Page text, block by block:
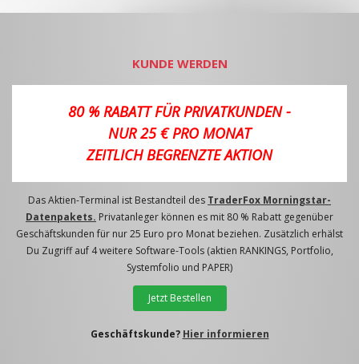
KUNDE WERDEN
80 % RABATT FÜR PRIVATKUNDEN -
NUR 25 € PRO MONAT
ZEITLICH BEGRENZTE AKTION
Das Aktien-Terminal ist Bestandteil des TraderFox Morningstar-
Datenpakets. Privatanleger können es mit 80 % Rabatt gegenüber
Geschäftskunden für nur 25 Euro pro Monat beziehen. Zusätzlich erhälst
Du Zugriff auf 4 weitere Software-Tools (aktien RANKINGS, Portfolio,
Systemfolio und PAPER)
Jetzt Bestellen
Geschäftskunde? Hier informieren